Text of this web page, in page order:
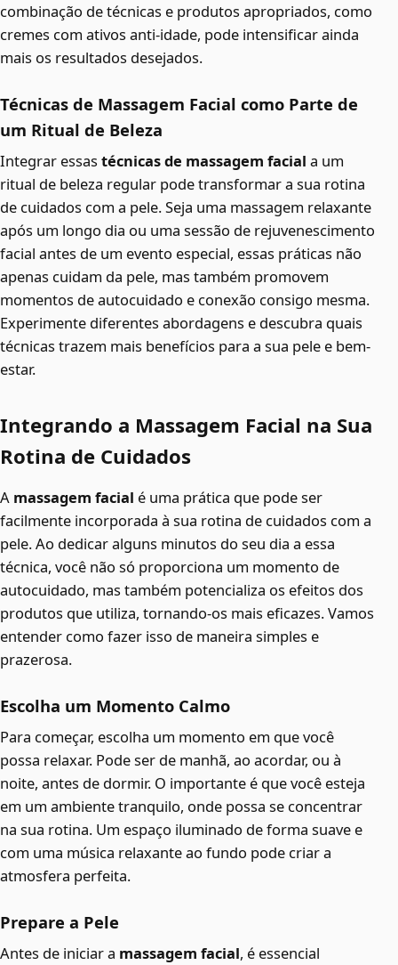
combinação de técnicas e produtos apropriados, como
cremes com ativos anti-idade, pode intensificar ainda
mais os resultados desejados.
Técnicas de Massagem Facial como Parte de
um Ritual de Beleza
Integrar essas técnicas de massagem facial a um
ritual de beleza regular pode transformar a sua rotina
de cuidados com a pele. Seja uma massagem relaxante
após um longo dia ou uma sessão de rejuvenescimento
facial antes de um evento especial, essas práticas não
apenas cuidam da pele, mas também promovem
momentos de autocuidado e conexão consigo mesma.
Experimente diferentes abordagens e descubra quais
técnicas trazem mais benefícios para a sua pele e bem-
estar.
Integrando a Massagem Facial na Sua
Rotina de Cuidados
A massagem facial é uma prática que pode ser
facilmente incorporada à sua rotina de cuidados com a
pele. Ao dedicar alguns minutos do seu dia a essa
técnica, você não só proporciona um momento de
autocuidado, mas também potencializa os efeitos dos
produtos que utiliza, tornando-os mais eficazes. Vamos
entender como fazer isso de maneira simples e
prazerosa.
Escolha um Momento Calmo
Para começar, escolha um momento em que você
possa relaxar. Pode ser de manhã, ao acordar, ou à
noite, antes de dormir. O importante é que você esteja
em um ambiente tranquilo, onde possa se concentrar
na sua rotina. Um espaço iluminado de forma suave e
com uma música relaxante ao fundo pode criar a
atmosfera perfeita.
Prepare a Pele
Antes de iniciar a massagem facial, é essencial